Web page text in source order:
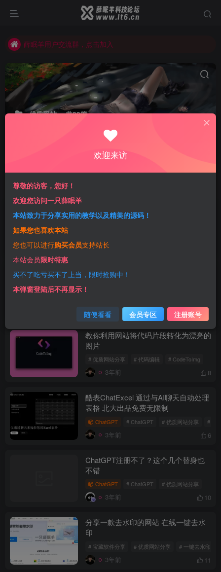
薛眠羊用户交流群，点击加入
薛眠羊用户交流群，点击加入
站点正在整改，如有侵犯您的权益请联系我们
优质网站 共39篇
一只薛眠羊为您搜罗最优质网站资源，新媒体运营，视频教程，视频
下载，网盘搜索，图片下载，视频在线处理，字体下载，网站设计，
优质APP软件，高清电影电视剧，在线观看下载等等
分类 QQ技术 微信技术 抖音技术 建站教程
黑客技术
排序
更新 浏览
Midjourney付费了 来试试这几款免费
的在线AI绘图网站 持续更新
3年前
分享三个在线免费检测网站源码后门网
3年前 8
教你利用网站将代码片段转化为漂亮的
图片
# 优质网站分享 # 代码编辑 # CodeToImg
3年前 8
酷表ChatExcel 通过与AI聊天自动处理
表格 北大出品免费无限制
ChatGPT # ChatGPT # 优质网站分享 #
3年前 6
ChatGPT注册不了？这个几个替身也
不错
ChatGPT # ChatGPT # 优质网站分享
3年前 10
分享一款去水印的网站 在线一键去水
印
# 宝藏软件分享 # 优质网站分享 # 一键去水印
3年前 11
欢迎来访
尊敬的访客，您好！
欢迎您访问一只薛眠羊
本站致力于分享实用的教学以及精美的源码！
如果您也喜欢本站
您也可以进行购买会员支持站长
本站会员限时特惠
买不了吃亏买不了上当，限时抢购中！
本弹窗登陆后不再显示！
随便看看 会员专区 注册账号